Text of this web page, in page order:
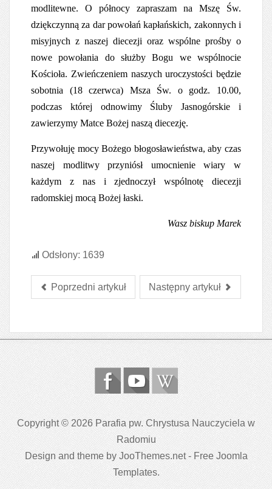
modlitewne. O północy zapraszam na Mszę Św.
dziękczynną za dar powołań kapłańskich, zakonnych i
misyjnych z naszej diecezji oraz wspólne prośby o
nowe powołania do służby Bogu we wspólnocie
Kościoła. Zwieńczeniem naszych uroczystości będzie
sobotnia (18 czerwca) Msza Św. o godz. 10.00,
podczas której odnowimy Śluby Jasnogórskie i
zawierzymy Matce Bożej naszą diecezję.
Przywołuję mocy Bożego błogosławieństwa, aby czas
naszej modlitwy przyniósł umocnienie wiary w
każdym z nas i zjednoczył wspólnotę diecezji
radomskiej mocą Bożej łaski.
Wasz biskup Marek
Odsłony: 1639
Poprzedni artykuł Następny artykuł
Copyright © 2026 Parafia pw. Chrystusa Nauczyciela w
Radomiu
Design and theme by JooThemes.net - Free Joomla
Templates.